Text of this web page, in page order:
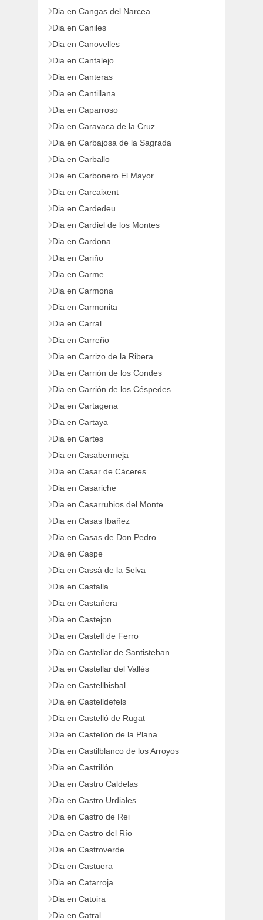
Dia en Cangas del Narcea
Dia en Caniles
Dia en Canovelles
Dia en Cantalejo
Dia en Canteras
Dia en Cantillana
Dia en Caparroso
Dia en Caravaca de la Cruz
Dia en Carbajosa de la Sagrada
Dia en Carballo
Dia en Carbonero El Mayor
Dia en Carcaixent
Dia en Cardedeu
Dia en Cardiel de los Montes
Dia en Cardona
Dia en Cariño
Dia en Carme
Dia en Carmona
Dia en Carmonita
Dia en Carral
Dia en Carreño
Dia en Carrizo de la Ribera
Dia en Carrión de los Condes
Dia en Carrión de los Céspedes
Dia en Cartagena
Dia en Cartaya
Dia en Cartes
Dia en Casabermeja
Dia en Casar de Cáceres
Dia en Casariche
Dia en Casarrubios del Monte
Dia en Casas Ibañez
Dia en Casas de Don Pedro
Dia en Caspe
Dia en Cassà de la Selva
Dia en Castalla
Dia en Castañera
Dia en Castejon
Dia en Castell de Ferro
Dia en Castellar de Santisteban
Dia en Castellar del Vallès
Dia en Castellbisbal
Dia en Castelldefels
Dia en Castelló de Rugat
Dia en Castellón de la Plana
Dia en Castilblanco de los Arroyos
Dia en Castrillón
Dia en Castro Caldelas
Dia en Castro Urdiales
Dia en Castro de Rei
Dia en Castro del Río
Dia en Castroverde
Dia en Castuera
Dia en Catarroja
Dia en Catoira
Dia en Catral